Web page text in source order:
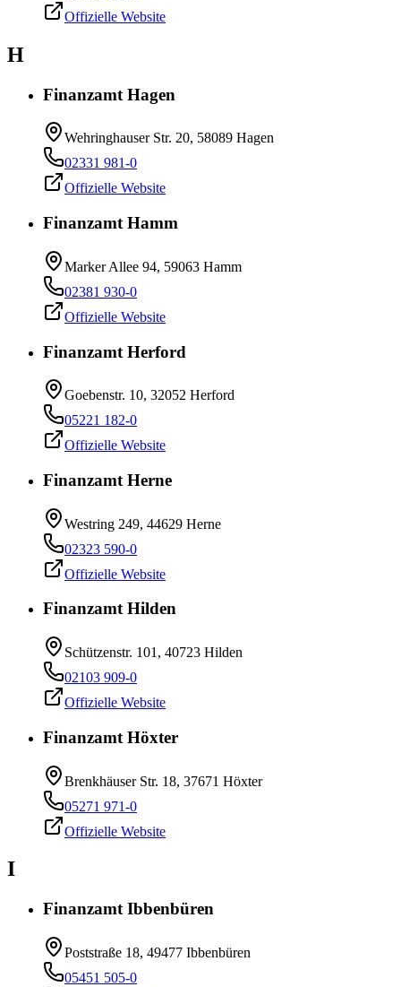
Offizielle Website
H
Finanzamt Hagen
Wehringhauser Str. 20, 58089 Hagen
02331 981-0
Offizielle Website
Finanzamt Hamm
Marker Allee 94, 59063 Hamm
02381 930-0
Offizielle Website
Finanzamt Herford
Goebenstr. 10, 32052 Herford
05221 182-0
Offizielle Website
Finanzamt Herne
Westring 249, 44629 Herne
02323 590-0
Offizielle Website
Finanzamt Hilden
Schützenstr. 101, 40723 Hilden
02103 909-0
Offizielle Website
Finanzamt Höxter
Brenkhäuser Str. 18, 37671 Höxter
05271 971-0
Offizielle Website
I
Finanzamt Ibbenbüren
Poststraße 18, 49477 Ibbenbüren
05451 505-0